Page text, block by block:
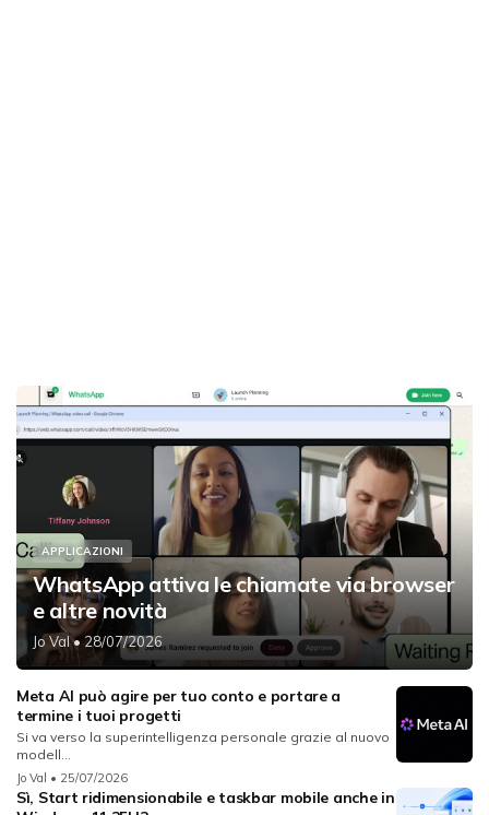
APPLICAZIONI
WhatsApp attiva le chiamate via browser
e altre novità
Jo Val• 28/07/2026
Meta AI può agire per tuo conto e portare a
termine i tuoi progetti
Si va verso la superintelligenza personale grazie al nuovo
modell...
Jo Val • 25/07/2026
Sì, Start ridimensionabile e taskbar mobile anche in